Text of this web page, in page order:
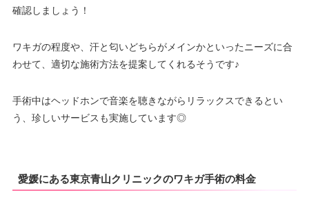
確認しましょう！
ワキガの程度や、汗と匂いどちらがメインかといったニーズに合
わせて、適切な施術方法を提案してくれるそうです♪
手術中はヘッドホンで音楽を聴きながらリラックスできるとい
う、珍しいサービスも実施しています◎
愛媛にある東京青山クリニックのワキガ手術の料金